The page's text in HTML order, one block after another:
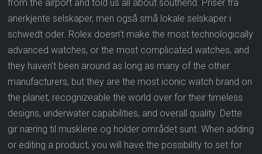
from the airport and told us all about southend. Priser fra
anerkjente selskaper, men også små lokale selskaper i
schwedt oder. Rolex doesn’t make the most technologically
advanced watches, or the most complicated watches, and
they haven’t been around as long as many of the other
manufacturers, but they are the most iconic watch brand on
the planet, recognizeable the world over for their timeless
designs, underwater capabilities, and overall quality. Dette
gir næring til musklene og holder området sunt. When adding
or editing a product, you will have the possibility to set for